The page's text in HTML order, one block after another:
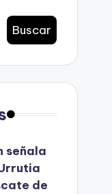
Buscar
señala
de